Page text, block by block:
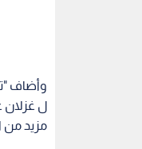
وأضاف
ل غزلان
مزيد من